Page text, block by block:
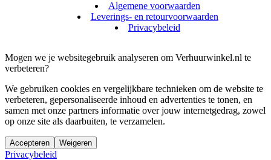
Algemene voorwaarden
Leverings- en retourvoorwaarden
Privacybeleid
Mogen we je websitegebruik analyseren om Verhuurwinkel.nl te
verbeteren?
We gebruiken cookies en vergelijkbare technieken om de website te
verbeteren, gepersonaliseerde inhoud en advertenties te tonen, en
samen met onze partners informatie over jouw internetgedrag, zowel
op onze site als daarbuiten, te verzamelen.
Accepteren Weigeren
Privacybeleid